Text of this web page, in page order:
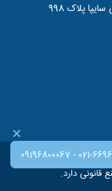
پلاک 998
به فروشگاه اینترنتی
قانونی دارد.
×
09196800067- 021-